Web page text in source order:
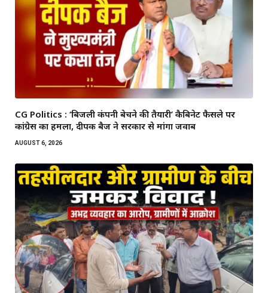
CG Politics : ‘बिजली कंपनी बेचने की तैयारी’ कैबिनेट फैसले पर
कांग्रेस का हमला, दीपक बैज ने सरकार से मांगा जवाब
AUGUST 6, 2026